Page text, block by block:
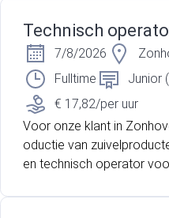
Technisch
7/8/2026
Fulltime
Junior
€ 17,82/per uur
Voor onze klant in
oductie van
en technisch operator